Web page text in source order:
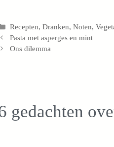
Categorieën
Recepten,Dranken,Noten,
Pasta met asperges en mint
Ons dilemma
gedachten